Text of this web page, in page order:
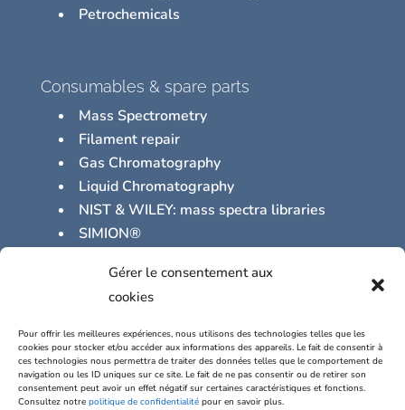
Gérer le consentement aux
cookies
Pour offrir les meilleures expériences, nous utilisons des technologies telles que les
cookies pour stocker et/ou accéder aux informations des appareils. Le fait de consentir à
ces technologies nous permettra de traiter des données telles que le comportement de
navigation ou les ID uniques sur ce site. Le fait de ne pas consentir ou de retirer son
consentement peut avoir un effet négatif sur certaines caractéristiques et fonctions.
Consultez notre politique de confidentialité pour en savoir plus.
Petrochemicals
Consumables & spare parts
Mass Spectrometry
Filament repair
Gas Chromatography
Liquid Chromatography
NIST & WILEY: mass spectra libraries
SIMION®
Other Miscellaneous Supplies
Our partners
WELLINGTON Laboratories
CHIRON AS